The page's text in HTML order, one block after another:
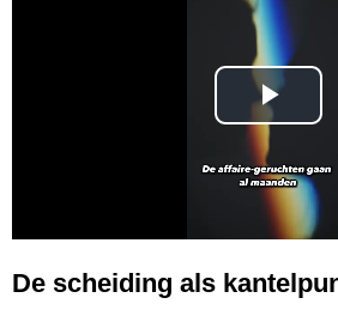
P
l
a
y
De scheiding als